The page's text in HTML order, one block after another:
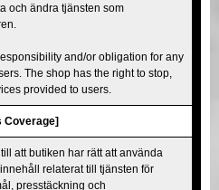
och ändra tjänsten som
and/or obligation for any
The shop has the right to stop,
provided to users.
Coverage]
att butiken har rätt att använda
relaterat till tjänsten för
presstäckning och